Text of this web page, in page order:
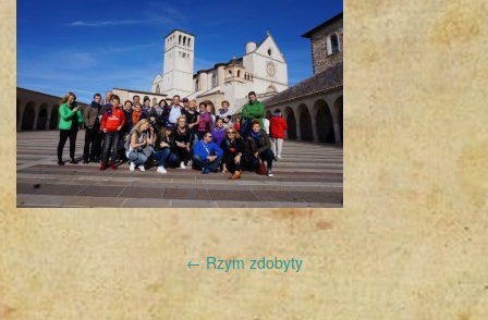
Post
navigation
←Rzym zdobyty